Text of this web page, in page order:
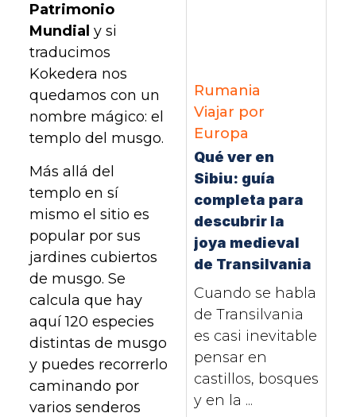
Patrimonio
Mundial y si
traducimos
Kokedera nos
quedamos con un
nombre mágico: el
templo del musgo.
Más allá del
templo en sí
mismo el sitio es
popular por sus
jardines cubiertos
de musgo. Se
calcula que hay
aquí 120 especies
distintas de musgo
y puedes recorrerlo
caminando por
varios senderos
Rumania
Viajar por
Europa
Qué ver en
Sibiu: guía
completa para
descubrir la
joya medieval
de Transilvania
Cuando se habla
de Transilvania
es casi inevitable
pensar en
castillos, bosques
y en la ...